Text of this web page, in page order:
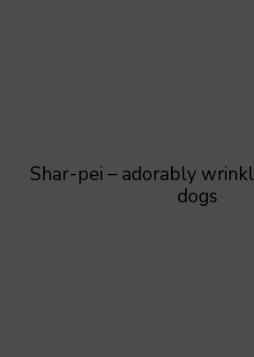
Shar-pei – adorably
dogs